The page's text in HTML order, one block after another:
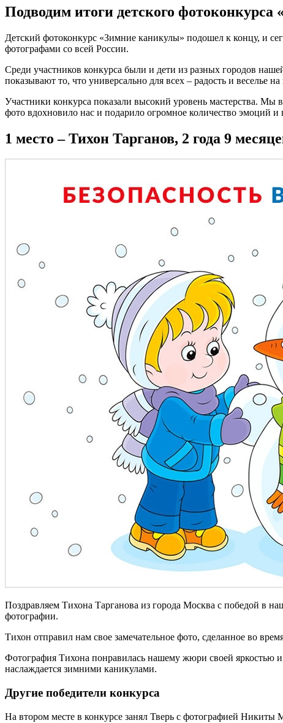
Подводим итоги детского
Детский фотоконкурс «Зимние каникулы» подошел к концу, и
фотографами со всей России.
Среди участников конкурса были и дети из разных городов
показывают то, что универсально для всех – радость и веселье
Участники конкурса показали высокий уровень мастерства.
фото вдохновило нас и подарило огромное количество эмоций и
1 место – Тихон Тарганов, 2 года 9
Поздравляем Тихона Тарганова из города Москва с победой в
фотографии.
Тихон отправил нам свое замечательное фото, сделанное во
Фотография Тихона понравилась нашему жюри своей яркостью
наслаждается зимними каникулами.
Другие победители конкурса
На втором месте в конкурсе занял Тверь с фотографией Никиты